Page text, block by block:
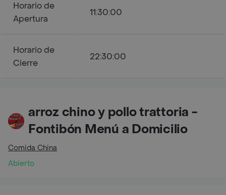
Horario de
Apertura
11:30:00
Horario de
Cierre
22:30:00
arroz chino y pollo trattoria -
Fontibón Menú a Domicilio
Comida China
Abierto